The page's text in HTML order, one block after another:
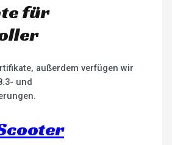
für
außerdem verfügen wir
und